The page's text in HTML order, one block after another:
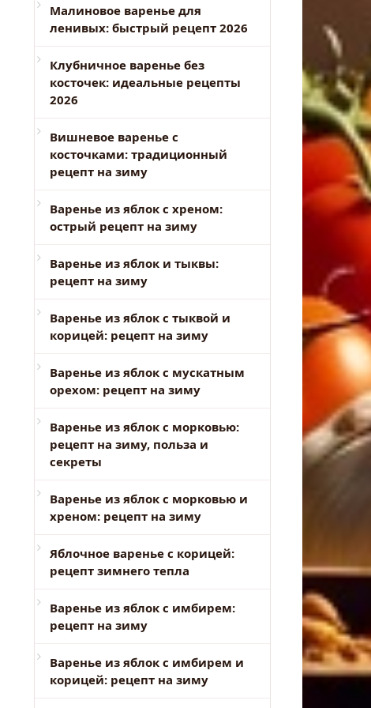
Малиновое варенье для
ленивых: быстрый рецепт 2026
Клубничное варенье без
косточек: идеальные рецепты
2026
Вишневое варенье с
косточками: традиционный
рецепт на зиму
Варенье из яблок с хреном:
острый рецепт на зиму
Варенье из яблок и тыквы:
рецепт на зиму
Варенье из яблок с тыквой и
корицей: рецепт на зиму
Варенье из яблок с мускатным
орехом: рецепт на зиму
Варенье из яблок с морковью:
рецепт на зиму, польза и
секреты
Варенье из яблок с морковью и
хреном: рецепт на зиму
Яблочное варенье с корицей:
рецепт зимнего тепла
Варенье из яблок с имбирем:
рецепт на зиму
Варенье из яблок с имбирем и
корицей: рецепт на зиму